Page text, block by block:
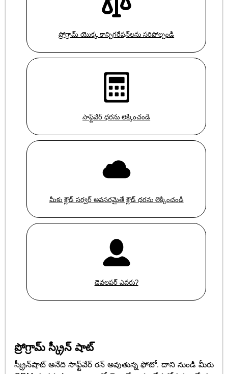
ప్రోగ్రామ్ యొక్క కాన్ఫిగరేషన్‌లను సరిపోల్చండి
సాఫ్ట్‌వేర్ ధరను లెక్కించండి
మీకు క్లౌడ్ సర్వర్ అవసరమైతే క్లౌడ్ ధరను లెక్కించండి
డెవలపర్ ఎవరు?
ప్రోగ్రామ్ స్క్రీన్ షాట్
స్క్రీన్‌షాట్ అనేది సాఫ్ట్‌వేర్ రన్ అవుతున్న ఫోటో. దాని నుండి మీరు